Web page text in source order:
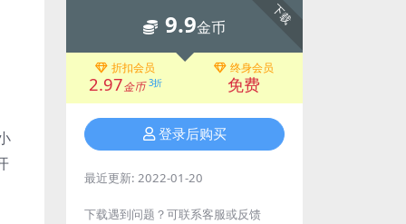
下载
9.9金币
折扣会员
2.97金币 3折
终身会员
免费
登录后购买
最近更新: 2022-01-20
下载遇到问题？可联系客服或反馈